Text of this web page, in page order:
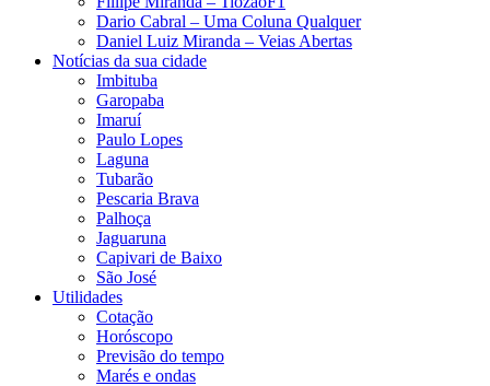
Dario Cabral – Uma Coluna Qualquer
Daniel Luiz Miranda – Veias Abertas
Notícias da sua cidade
Imbituba
Garopaba
Imaruí
Paulo Lopes
Laguna
Tubarão
Pescaria Brava
Palhoça
Jaguaruna
Capivari de Baixo
São José
Utilidades
Cotação
Horóscopo
Previsão do tempo
Marés e ondas